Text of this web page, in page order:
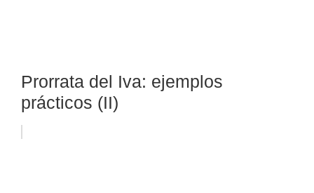
Prorrata del Iva: ejemplos
prácticos (II)